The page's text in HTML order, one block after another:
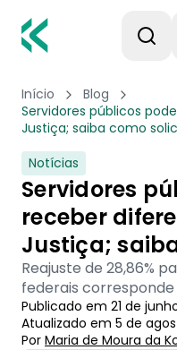
Início
Blog
Servidores públicos
Justiça; saiba como
Notícias
Servidores
receber
Justiça;
Reajuste de 28,86%
federais corresponde
Publicado em 21 de
Atualizado em 5 de
Por Maria de Moura da